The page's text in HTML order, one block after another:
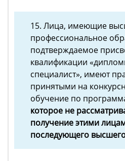
15. Лица, имеющие
профессиональное
подтверждаемое
квалификации
специалист», имеют
принятыми на
обучение по
которое не
получение этими
последующего